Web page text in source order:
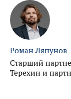
Роман Ляпунов
Старший
Терехин и